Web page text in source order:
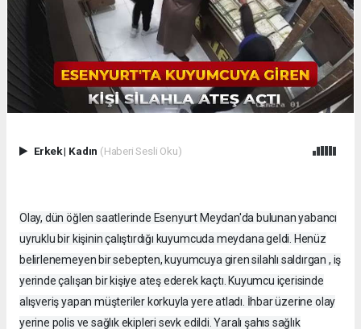
Erkek| Kadın (Haberi Sesli Oku)
Olay, dün öğlen saatlerinde Esenyurt Meydan'da bulunan yabancı
uyruklu bir kişinin çalıştırdığı kuyumcuda meydana geldi. Henüz
belirlenemeyen bir sebepten, kuyumcuya giren silahlı saldırgan , iş
yerinde çalışan bir kişiye ateş ederek kaçtı. Kuyumcu içerisinde
alışveriş yapan müşteriler korkuyla yere atladı. İhbar üzerine olay
yerine polis ve sağlık ekipleri sevk edildi. Yaralı şahıs sağlık